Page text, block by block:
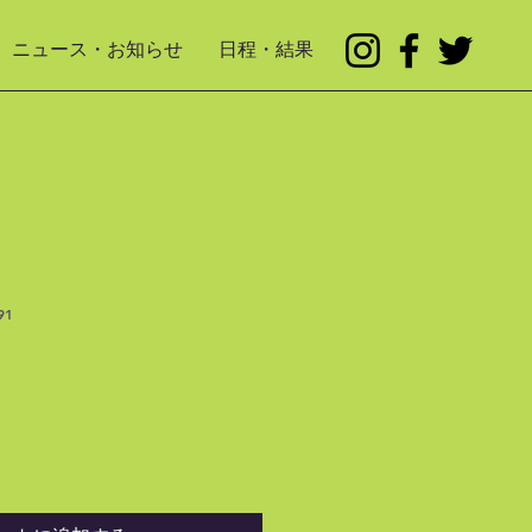
ニュース・お知らせ 日程・結果